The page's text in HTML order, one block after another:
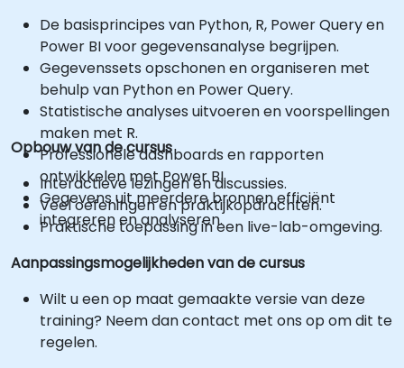
De basisprincipes van Python, R, Power Query en
Power BI voor gegevensanalyse begrijpen.
Gegevenssets opschonen en organiseren met
behulp van Python en Power Query.
Statistische analyses uitvoeren en voorspellingen
maken met R.
Professionele dashboards en rapporten
ontwikkelen met Power BI.
Gegevens uit meerdere bronnen efficiënt
integreren en analyseren.
Opbouw van de cursus
Interactieve lezingen en discussies.
Veel oefeningen en praktijkopdrachten.
Praktische toepassing in een live-lab-omgeving.
Aanpassingsmogelijkheden van de cursus
Wilt u een op maat gemaakte versie van deze
training? Neem dan contact met ons op om dit te
regelen.